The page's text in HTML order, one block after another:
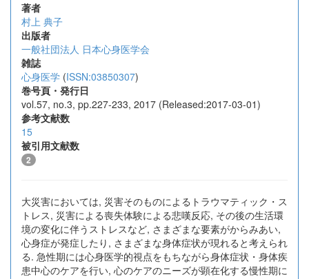
著者
村上 典子
出版者
一般社団法人 日本心身医学会
雑誌
心身医学 (ISSN:03850307)
巻号頁・発行日
vol.57, no.3, pp.227-233, 2017 (Released:2017-03-01)
参考文献数
15
被引用文献数
2
大災害においては, 災害そのものによるトラウマティック・ス
トレス, 災害による喪失体験による悲嘆反応, その後の生活環
境の変化に伴うストレスなど, さまざまな要素がからみあい,
心身症が発症したり, さまざまな身体症状が現れると考えられ
る. 急性期には心身医学的視点をもちながら身体症状・身体疾
患中心のケアを行い, 心のケアのニーズが顕在化する慢性期に